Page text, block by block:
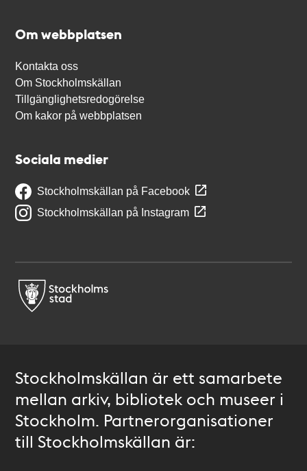
Om webbplatsen
Kontakta oss
Om Stockholmskällan
Tillgänglighetsredogörelse
Om kakor på webbplatsen
Sociala medier
Stockholmskällan på Facebook
Stockholmskällan på Instagram
Stockholmskällan är ett samarbete
mellan arkiv, bibliotek och museer i
Stockholm. Partnerorganisationer
till Stockholmskällan är: